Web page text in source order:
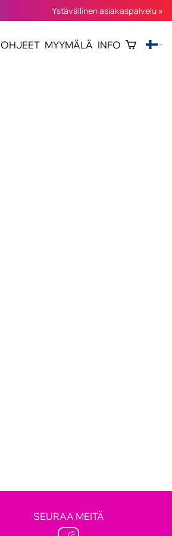
Ystävällinen asiakaspalvelu »
OHJEET MYYMÄLÄ INFO
SEURAA MEITÄ